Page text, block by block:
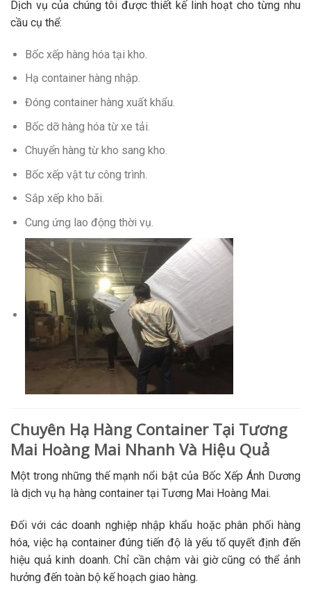
Dịch vụ của chúng tôi được thiết kế linh hoạt cho từng nhu
cầu cụ thể:
Bốc xếp hàng hóa tại kho.
Hạ container hàng nhập.
Đóng container hàng xuất khẩu.
Bốc dỡ hàng hóa từ xe tải.
Chuyển hàng từ kho sang kho.
Bốc xếp vật tư công trình.
Sắp xếp kho bãi.
Cung ứng lao động thời vụ.
Chuyên Hạ Hàng Container Tại Tương
Mai Hoàng Mai Nhanh Và Hiệu Quả
Một trong những thế mạnh nổi bật của Bốc Xếp Ánh Dương
là dịch vụ hạ hàng container tại Tương Mai Hoàng Mai.
Đối với các doanh nghiệp nhập khẩu hoặc phân phối hàng
hóa, việc hạ container đúng tiến độ là yếu tố quyết định đến
hiệu quả kinh doanh. Chỉ cần chậm vài giờ cũng có thể ảnh
hưởng đến toàn bộ kế hoạch giao hàng.